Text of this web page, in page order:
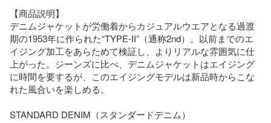
【商品説明】
デニムジャケットが労働着からカジュアルウエアとなる過渡
期の1953年に作られた“TYPE-II”（通称2nd）。以前までのエ
イジング加工をあらためて検証し、よりリアルな雰囲気に仕
上がった。ジーンズに比べ、デニムジャケットはエイジング
に時間を要するが、このエイジングモデルは新品時からこな
れた風合いを楽しめる。
STANDARD DENIM（スタンダードデニム）